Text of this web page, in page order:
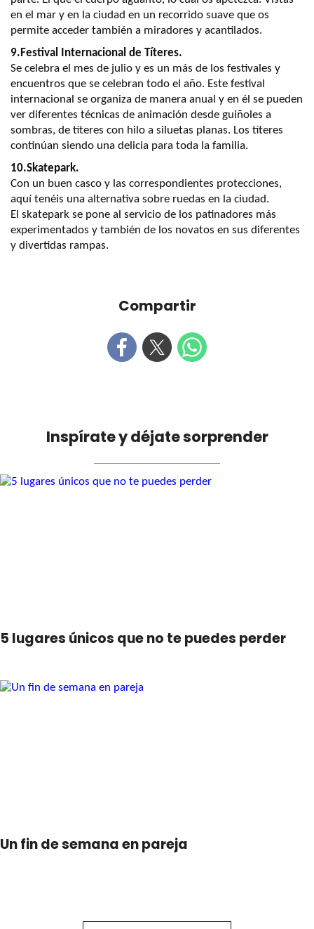
en el mar y en la ciudad en un recorrido suave que os
permite acceder también a miradores y acantilados.
9.Festival Internacional de Títeres.
Se celebra el mes de julio y es un más de los festivales y
encuentros que se celebran todo el año. Este festival
internacional se organiza de manera anual y en él se pueden
ver diferentes técnicas de animación desde guiñoles a
sombras, de títeres con hilo a siluetas planas. Los títeres
continúan siendo una delicia para toda la familia.
10.Skatepark.
Con un buen casco y las correspondientes protecciones,
aquí tenéis una alternativa sobre ruedas en la ciudad.
El skatepark se pone al servicio de los patinadores más
experimentados y también de los novatos en sus diferentes
y divertidas rampas.
Compartir
Inspírate y déjate sorprender
5 lugares únicos que no te puedes perder
Un fin de semana en pareja